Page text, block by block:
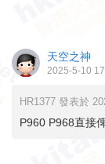
天空之神
2025-5-10
HR1377 發表於
P960 P968直接